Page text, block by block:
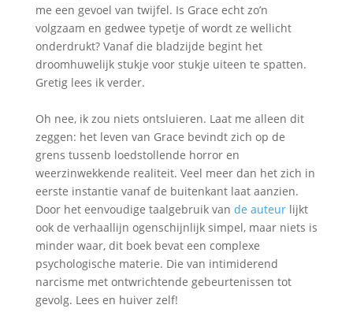
me een gevoel van twijfel. Is Grace echt zo’n
volgzaam en gedwee typetje of wordt ze wellicht
onderdrukt? Vanaf die bladzijde begint het
droomhuwelijk stukje voor stukje uiteen te spatten.
Gretig lees ik verder.
Oh nee, ik zou niets ontsluieren. Laat me alleen dit
zeggen: het leven van Grace bevindt zich op de
grens tussenb loedstollende horror en
weerzinwekkende realiteit. Veel meer dan het zich in
eerste instantie vanaf de buitenkant laat aanzien.
Door het eenvoudige taalgebruik van de auteurlijkt
ook de verhaallijn ogenschijnlijk simpel, maar niets is
minder waar, dit boek bevat een complexe
psychologische materie. Die van intimiderend
narcisme met ontwrichtende gebeurtenissen tot
gevolg. Lees en huiver zelf!